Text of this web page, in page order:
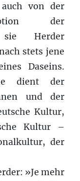
von der
der
sie Herder
stets jene
Daseins.
dient der
und der
Kultur,
Kultur –
der
»Je mehr